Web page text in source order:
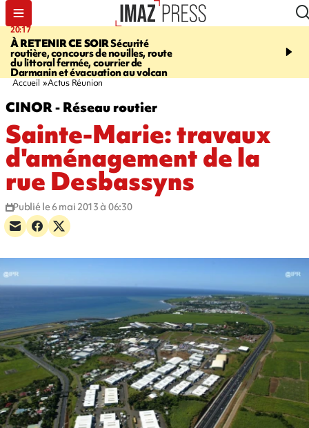
20:17
À RETENIR CE SOIRSécurité
routière, concours de nouilles, route
du littoral fermée, courrier de
Darmanin et évacuation au volcan
08:26
rencontre d'un géant
Accueil Actus Réunion
CINOR - Réseau routier
Sainte-Marie: travaux
d'aménagement de la
rue Desbassyns
Publié le 6 mai 2013 à 06:30